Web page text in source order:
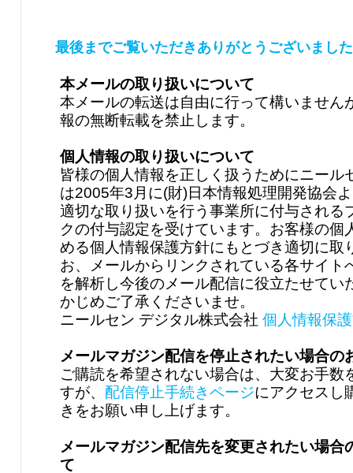
最後までご覧いただきありがとうございまし
本メールの取り扱いについて
本メールの転送は自由に行って構いません
報の無断転載を禁止します。
個人情報の取り扱いについて
皆様の個人情報を正しく扱うためにニール
は2005年3月に(財)日本情報処理開発協会
適切な取り扱いを行う事業所に付与される
クの付与認定を受けています。お客様の個
める個人情報保護方針にもとづき適切に取
お、メールからリンクされている各サイト
を解析し今後のメール配信に役立たせてい
かじめご了承くださいませ。
ニールセン デジタル株式会社 個人情報保
メールマガジン配信を停止されたい場合の
ご購読を希望されない場合は、大変お手数
すが、 配信停止手続きページにアクセスし
きをお願い申し上げます。
メールマガジン配信先を変更されたい場合
て